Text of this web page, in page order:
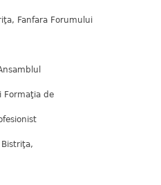
Fanfara Forumului
Formaţia de
Bistriţa,